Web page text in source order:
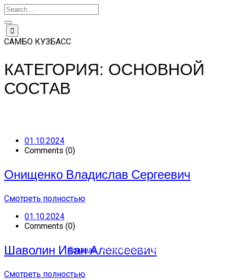
Skip
to
Главная/Основной состав
▼
СМИ о
нас
Школы
САМБО КУЗБАСС
КАТЕГОРИЯ: ОСНОВНОЙ
СОСТАВ
01.10.2024
Comments (0)
Онищенко Владислав Сергеевич
Смотреть полностью
01.10.2024
Comments (0)
Шаволин Иван Алексеевич
Смотреть полностью